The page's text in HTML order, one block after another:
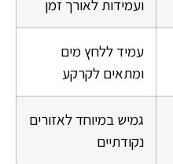
ועמידות לאורך זמן
עמיד ללחץ מים
ומתאים לקרקע
גמיש במיוחד לאזורים
נקודתיים